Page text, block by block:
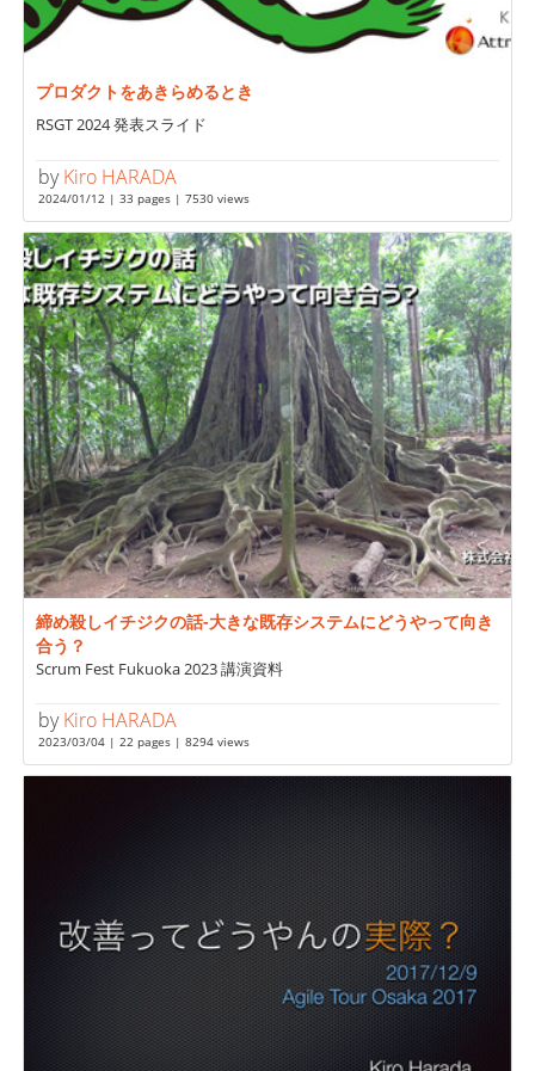
プロダクトをあきらめるとき
RSGT 2024 発表スライド
byKiro HARADA
2024/01/12 | 33 pages | 7530 views
締め殺しイチジクの話-大きな既存システムにどうやって向き
合う？
Scrum Fest Fukuoka 2023 講演資料
byKiro HARADA
2023/03/04 | 22 pages | 8294 views